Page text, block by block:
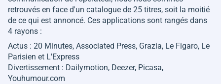
retrouvés en face d'un catalogue de 25 titres, soit la moitié
de ce qui est annoncé. Ces applications sont rangés dans
4 rayons :
Actus : 20 Minutes, Associated Press, Grazia, Le Figaro, Le
Parisien et L'Express
Divertissement : Dailymotion, Deezer, Picasa,
Youhumour.com